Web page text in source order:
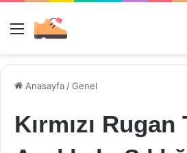
Menü
Anasayfa /Genel
Kırmızı